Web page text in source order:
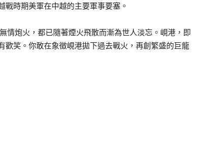
時期美軍在中越的主要軍事要塞。
情炮火，都已隨著煙火飛散而漸為世人淡忘。峴港，即
歡笑。你敢在象徵峴港拋下過去戰火，再創繁盛的巨龍